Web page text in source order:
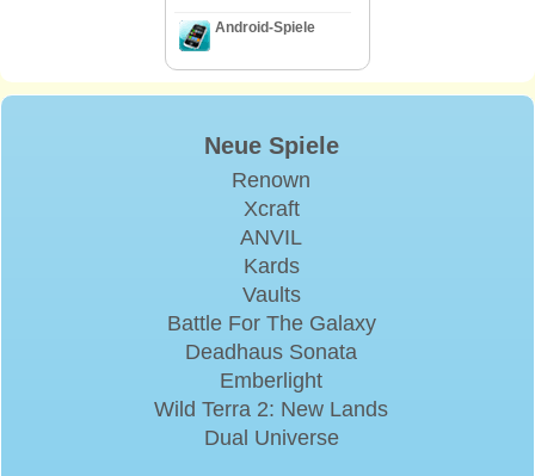
Android-Spiele
Neue Spiele
Renown
Xcraft
ANVIL
Kards
Vaults
Battle For The Galaxy
Deadhaus Sonata
Emberlight
Wild Terra 2: New Lands
Dual Universe